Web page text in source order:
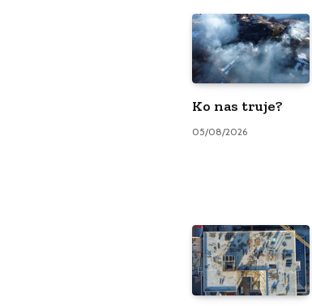
Ko nas truje?
05/08/2026